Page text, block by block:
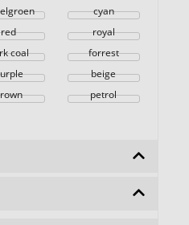
cyan
red
royal
coal
forrest
beige
petrol